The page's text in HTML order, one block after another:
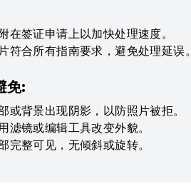
在签证申请上以加快处理速度。
符合所有指南要求，避免处理延误。
免:
或背景出现阴影，以防照片被拒。
滤镜或编辑工具改变外貌。
完整可见，无倾斜或旋转。